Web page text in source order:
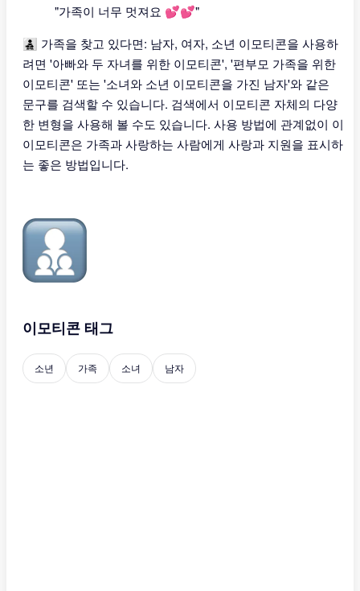
"가족이 너무 멋져요 💕💕"
👨‍👧‍👦 가족을 찾고 있다면: 남자, 여자, 소년 이모티콘을 사용하
려면 '아빠와 두 자녀를 위한 이모티콘', '편부모 가족을 위한
이모티콘' 또는 '소녀와 소년 이모티콘을 가진 남자'와 같은
문구를 검색할 수 있습니다. 검색에서 이모티콘 자체의 다양
한 변형을 사용해 볼 수도 있습니다. 사용 방법에 관계없이 이
이모티콘은 가족과 사랑하는 사람에게 사랑과 지원을 표시하
는 좋은 방법입니다.
이모티콘 태그
소년 가족 소녀 남자